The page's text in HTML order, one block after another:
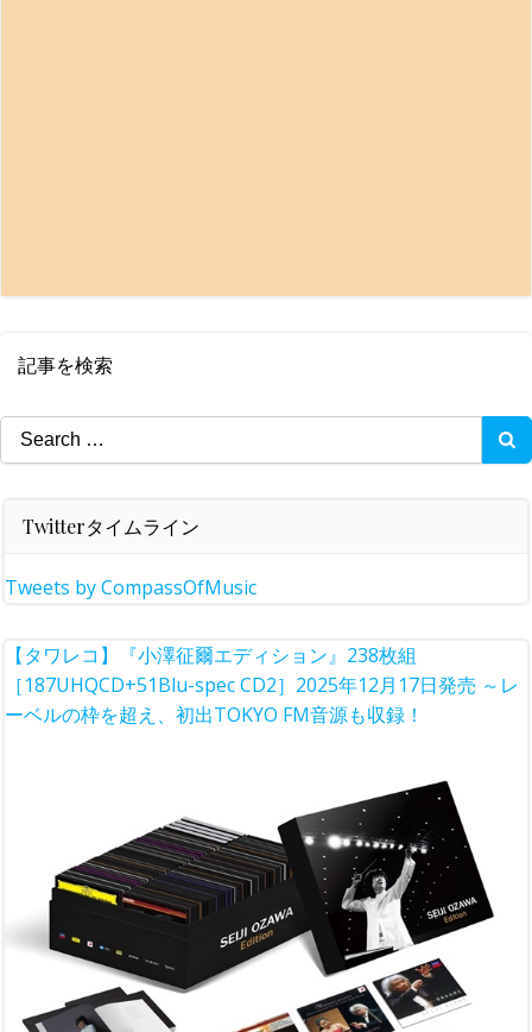
記事を検索
Search
for:
Twitterタイムライン
Tweets by CompassOfMusic
【タワレコ】『小澤征爾エディション』238枚組
［187UHQCD+51Blu-spec CD2］2025年12月17日発売 ～レ
ーベルの枠を超え、初出TOKYO FM音源も収録！